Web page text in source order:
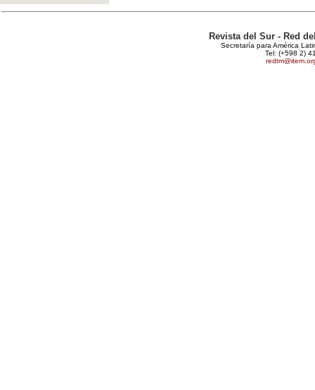
Revista del Sur - Red
Secretaría para América
Tel: (+598 2)